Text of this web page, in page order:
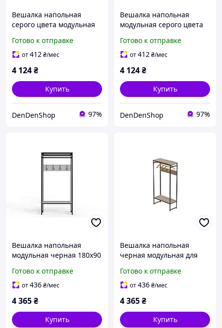
Вешалка напольная
серого цвета модульная
стильная вешалка для
аксессуаров и обуви
Готово к отправке
от412₴/мес
4 124₴
Купить
DenDenShop 97%
Вешалка напольная
модульная серого цвета
хранения верхней
одежды и аксессуаров из
Готово к отправке
от412₴/мес
4 124₴
Купить
DenDenShop 97%
Вешалка напольная
модульная черная 180x90
аксессуаров с белыми
элементами из ДСП и
Готово к отправке
от436₴/мес
4 365₴
Купить
Вешалка напольная
черная модульная для
компактная вешалка для
хранения одежды с ДСП
Готово к отправке
от436₴/мес
4 365₴
Купить